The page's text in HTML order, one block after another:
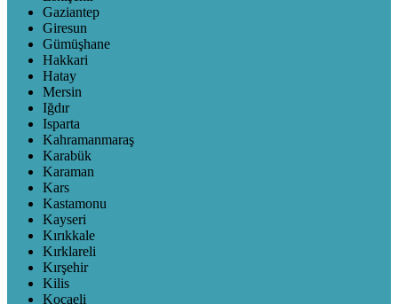
Gaziantep
Giresun
Gümüşhane
Hakkari
Hatay
Mersin
Iğdır
Isparta
Kahramanmaraş
Karabük
Karaman
Kars
Kastamonu
Kayseri
Kırıkkale
Kırklareli
Kırşehir
Kilis
Kocaeli